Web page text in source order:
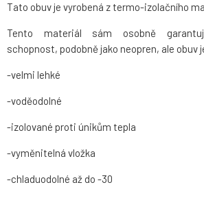
Tato obuv je vyrobená z termo-izolačního
Tento materiál sám osobně
schopnost, podobně jako neopren, ale obuv
-velmi lehké
-voděodolné
-izolované proti únikům tepla
-vyměnitelná vložka
-chladuodolné až do -30